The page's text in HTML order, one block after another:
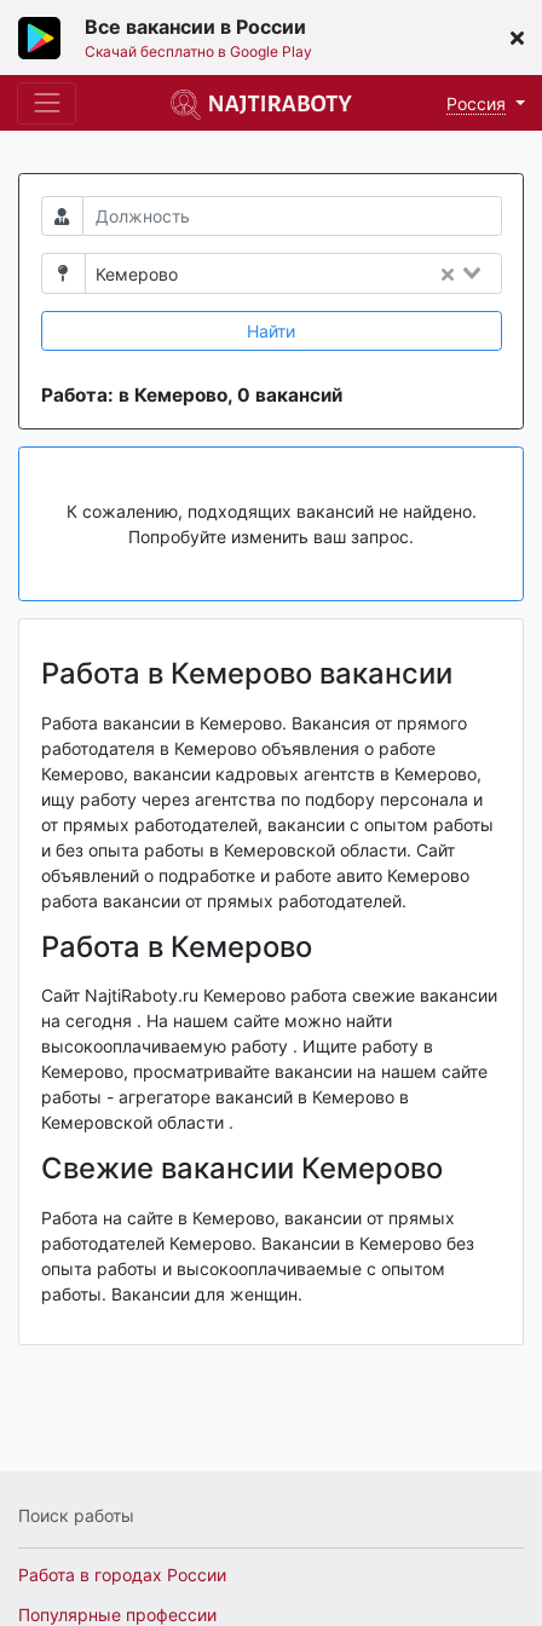
Все вакансии в России
Скачай бесплатно в Google Play
Россия
Кемерово
Найти
Работа: в Кемерово, 0 вакансий
К сожалению, подходящих вакансий не найдено.
Попробуйте изменить ваш запрос.
Работа в Кемерово вакансии
Работа вакансии в Кемерово. Вакансия от прямого
работодателя в Кемерово объявления о работе
Кемерово, вакансии кадровых агентств в Кемерово,
ищу работу через агентства по подбору персонала и
от прямых работодателей, вакансии с опытом работы
и без опыта работы в Кемеровской области. Сайт
объявлений о подработке и работе авито Кемерово
работа вакансии от прямых работодателей.
Работа в Кемерово
Сайт NajtiRaboty.ru Кемерово работа свежие вакансии
на сегодня . На нашем сайте можно найти
высокооплачиваемую работу . Ищите работу в
Кемерово, просматривайте вакансии на нашем сайте
работы - агрегаторе вакансий в Кемерово в
Кемеровской области .
Свежие вакансии Кемерово
Работа на сайте в Кемерово, вакансии от прямых
работодателей Кемерово. Вакансии в Кемерово без
опыта работы и высокооплачиваемые с опытом
работы. Вакансии для женщин.
Поиск работы
Работа в городах России
Популярные профессии